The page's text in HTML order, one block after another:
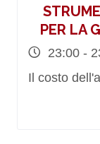
PER LA
23:00 -
Il costo